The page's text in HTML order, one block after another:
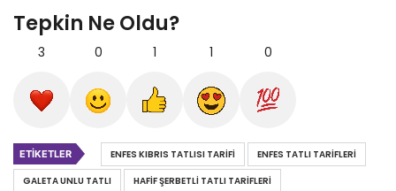
Tepkin Ne Oldu?
3 0 1 1 0
ETIKETLER ENFES KIBRIS TATLISI TARIFI
ENFES TATLI TARIFLERI
GALETA UNLU TATLI
HAFIF ŞERBETLI TATLI TARIFLERI